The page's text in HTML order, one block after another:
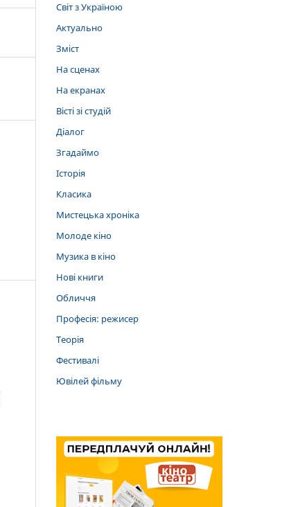
Світ з Україною
Актуально
Зміст
На сценах
На екранах
Вісті зі студій
Діалог
Згадаймо
Історія
Класика
Мистецька хроніка
Молоде кіно
Музика в кіно
Нові книги
Обличчя
Професія: режисер
Теорія
Фестивалі
Ювілей фільму